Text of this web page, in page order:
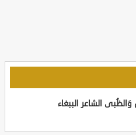
الشاعر الببغاء